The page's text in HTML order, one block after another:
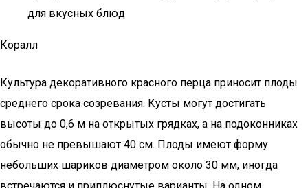
для вкусных блюд
Коралл
Культура декоративного красного перца приносит плоды
среднего срока созревания. Кусты могут достигать
высоты до 0,6 м на открытых грядках, а на подоконниках
обычно не превышают 40 см. Плоды имеют форму
небольших шариков диаметром около 30 мм, иногда